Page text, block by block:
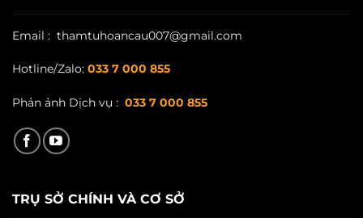
Email : thamtuhoancau007@gmail.com
Hotline/Zalo: 033 7 000 855
Phản ảnh Dịch vụ : 033 7 000 855
TRỤ SỞ CHÍNH VÀ CƠ SỞ